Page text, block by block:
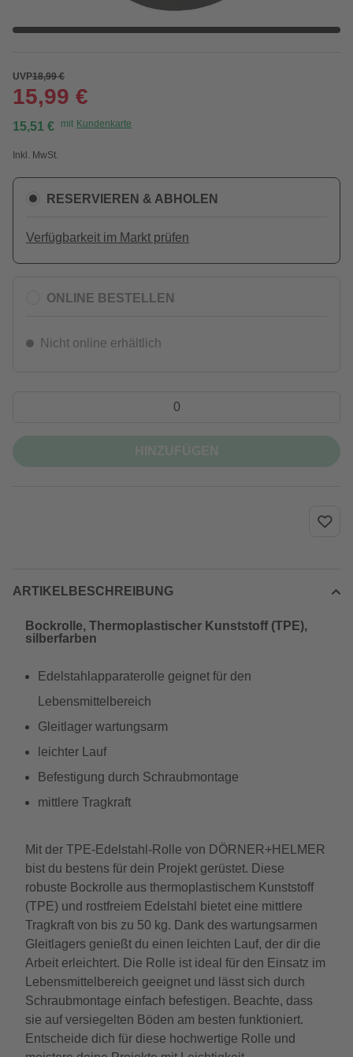
UVP18,99 €
15,99 €
15,51 € mit Kundenkarte
Inkl. MwSt.
RESERVIEREN & ABHOLEN
Verfügbarkeit im Markt prüfen
ONLINE BESTELLEN
Nicht online erhältlich
ARTIKELBESCHREIBUNG
Bockrolle, Thermoplastischer Kunststoff (TPE),
silberfarben
Edelstahlapparaterolle geignet für den
Lebensmittelbereich
Gleitlager wartungsarm
leichter Lauf
Befestigung durch Schraubmontage
mittlere Tragkraft
Mit der TPE-Edelstahl-Rolle von DÖRNER+HELMER
bist du bestens für dein Projekt gerüstet. Diese
robuste Bockrolle aus thermoplastischem Kunststoff
(TPE) und rostfreiem Edelstahl bietet eine mittlere
Tragkraft von bis zu 50 kg. Dank des wartungsarmen
Gleitlagers genießt du einen leichten Lauf, der dir die
Arbeit erleichtert. Die Rolle ist ideal für den Einsatz im
Lebensmittelbereich geeignet und lässt sich durch
Schraubmontage einfach befestigen. Beachte, dass
sie auf versiegelten Böden am besten funktioniert.
Entscheide dich für diese hochwertige Rolle und